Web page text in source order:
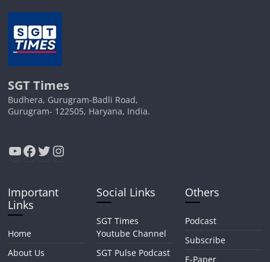
SGT Times
Budhera, Gurugram-Badli Road,
Gurugram- 122505, Haryana, India.
YouTube
Facebook
Twitter
Instagram
Important
Links
Home
About Us
Social Links
SGT Times
Youtube Channel
SGT Pulse Podcast
Others
Podcast
Subscribe
E-Paper